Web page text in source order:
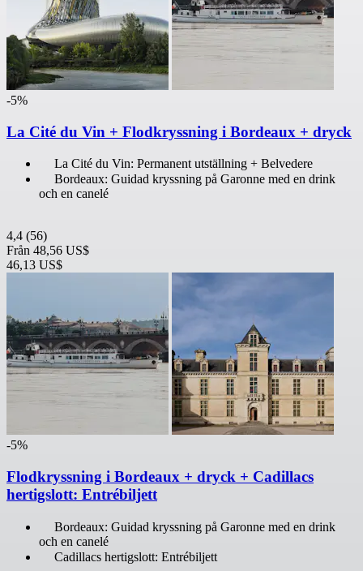
-5%
La Cité du Vin + Flodkryssning i Bordeaux + dryck
La Cité du Vin: Permanent utställning + Belvedere
Bordeaux: Guidad kryssning på Garonne med en drink
och en canelé
4,4 (56)
Från 48,56 US$
46,13 US$
-5%
Flodkryssning i Bordeaux + dryck + Cadillacs
hertigslott: Entrébiljett
Bordeaux: Guidad kryssning på Garonne med en drink
och en canelé
Cadillacs hertigslott: Entrébiljett